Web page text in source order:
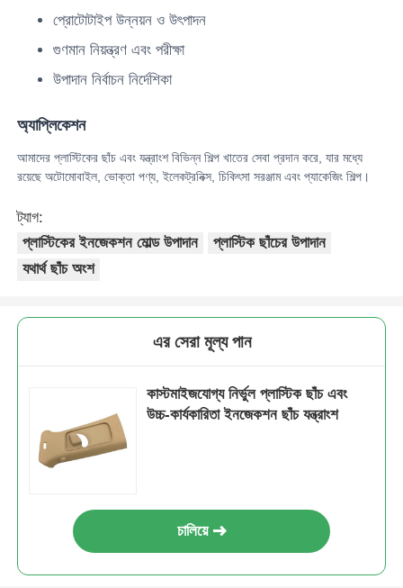
গাড়ির যন্ত্রাংশ ছাঁচ
প্লাস্টিক অটো যন্ত্রাংশ ছাঁচ
মেডিকেল ইনজেকশন মোল্ডিং
মাল্টি কেভিটি ইনজেকশন মোল্ডিং
উচ্চ তাপমাত্রা ইনজেকশন ছাঁচনির্মাণ
হোম অ্যাপ্লায়েন্স মোল্ড
প্রোটোটাইপ উন্নয়ন ও উৎপাদন
গুণমান নিয়ন্ত্রণ এবং পরীক্ষা
উপাদান নির্বাচন নির্দেশিকা
অ্যাপ্লিকেশন
আমাদের প্লাস্টিকের ছাঁচ এবং যন্ত্রাংশ বিভিন্ন শিল্প খাতের সেবা প্রদান করে, যার মধ্যে
রয়েছে অটোমোবাইল, ভোক্তা পণ্য, ইলেকট্রনিক্স, চিকিৎসা সরঞ্জাম এবং প্যাকেজিং শিল্প।
ট্যাগ:
প্লাস্টিকের ইনজেকশন মোল্ড উপাদান
প্লাস্টিক ছাঁচের উপাদান
যথার্থ ছাঁচ অংশ
এর সেরা মূল্য পান
কাস্টমাইজযোগ্য নির্ভুল প্লাস্টিক ছাঁচ এবং
উচ্চ-কার্যকারিতা ইনজেকশন ছাঁচ যন্ত্রাংশ
চালিয়ে